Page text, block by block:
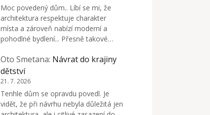
Moc povedený dům.. Líbí se mi, že
architektura respektuje charakter
místa a zároveň nabízí moderní a
pohodlné bydlení... Přesně takové…
Oto Smetana: Návrat do krajiny
dětství
21. 7. 2026
Tenhle dům se opravdu povedl. Je
vidět, že při návrhu nebyla důležitá jen